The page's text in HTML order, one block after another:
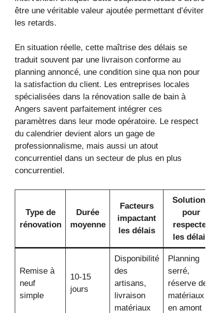
être une véritable valeur ajoutée permettant d’éviter
les retards.
En situation réelle, cette maîtrise des délais se
traduit souvent par une livraison conforme au
planning annoncé, une condition sine qua non pour
la satisfaction du client. Les entreprises locales
spécialisées dans la rénovation salle de bain à
Angers savent parfaitement intégrer ces
paramètres dans leur mode opératoire. Le respect
du calendrier devient alors un gage de
professionnalisme, mais aussi un atout
concurrentiel dans un secteur de plus en plus
concurrentiel.
Type de
rénovation
Durée
moyenne
Facteurs
impactant
les délais
Solutions
pour
respecter
les délais
Remise à
neuf
simple
10-15
jours
Disponibilité
des
artisans,
livraison
matériaux
Planning
serré,
réserve des
matériaux
en amont